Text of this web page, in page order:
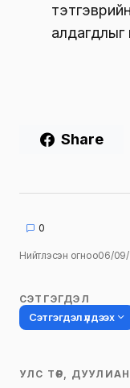
алдагдлыг
Share
0
Нийтлэсэн огноо06/
СЭТГЭГДЭЛ
Сэтгэгдэл үлдээх
УЛС ТӨР, ДУУЛИАН